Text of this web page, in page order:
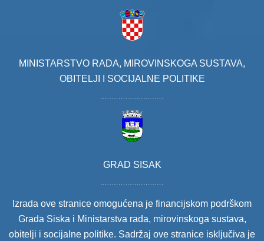
MINISTARSTVO RADA, MIROVINSKOGA SUSTAVA,
OBITELJI I SOCIJALNE POLITIKE
GRAD SISAK
Izrada ove stranice omogućena je financijskom podrškom
Grada Siska i Ministarstva rada, mirovinskoga sustava,
obitelji i socijalne politike. Sadržaj ove stranice isključiva je